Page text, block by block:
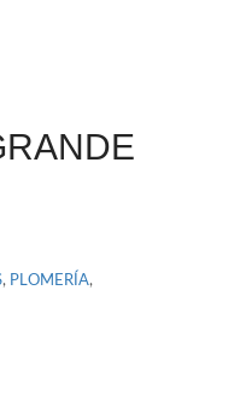
, PLOMERÍA,